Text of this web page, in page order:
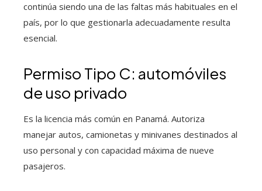
continúa siendo una de las faltas más habituales en el
país, por lo que gestionarla adecuadamente resulta
esencial.
Permiso Tipo C: automóviles
de uso privado
Es la licencia más común en Panamá. Autoriza
manejar autos, camionetas y minivanes destinados al
uso personal y con capacidad máxima de nueve
pasajeros.